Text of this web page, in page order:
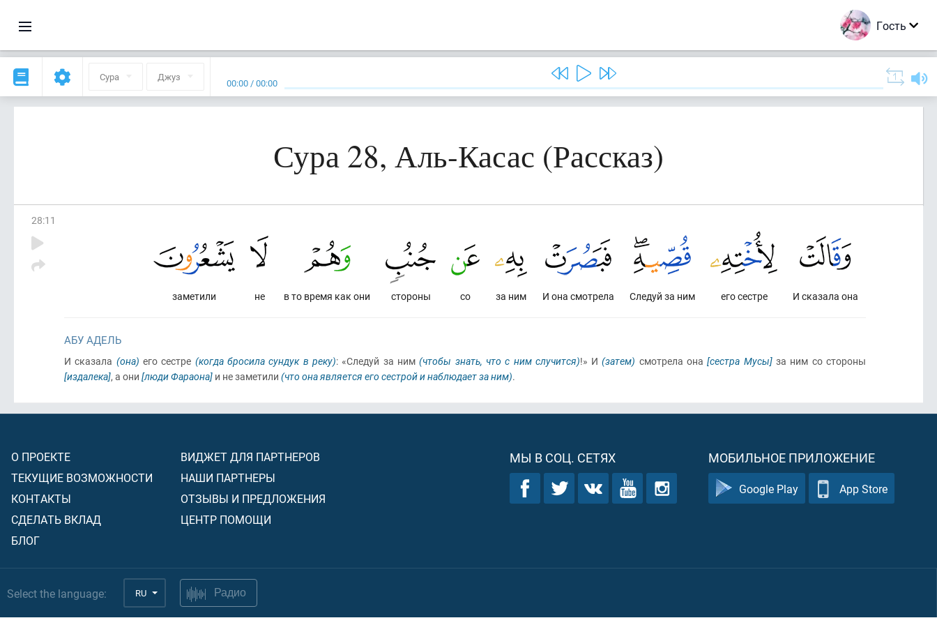
Гость
Сура Джуз 00:00 /00:00
Сура 28, Аль-Касас (Рассказ)
28:11
И сказала она
его сестре
Следуй за ним
И она смотрела
за ним
со
стороны
в то время как они
не
заметили
АБУ АДЕЛЬ
И сказала (она) его сестре (когда бросила сундук в реку): «Следуй за ним(чтобы знать, что с ним случится)!» И(затем) смотрела она[сестра Мусы]за ним со стороны
[издалека], а они [люди Фараона] и не заметили (что она является его сестрой и наблюдает за ним).
О ПРОЕКТЕ
ТЕКУЩИЕ ВОЗМОЖНОСТИ
КОНТАКТЫ
СДЕЛАТЬ ВКЛАД
БЛОГ
ВИДЖЕТ ДЛЯ ПАРТНЕРОВ
НАШИ ПАРТНЕРЫ
ОТЗЫВЫ И ПРЕДЛОЖЕНИЯ
ЦЕНТР ПОМОЩИ
МЫ В СОЦ. СЕТЯХ МОБИЛЬНОЕ ПРИЛОЖЕНИЕ
Google Play App Store
Select the language: RU Радио